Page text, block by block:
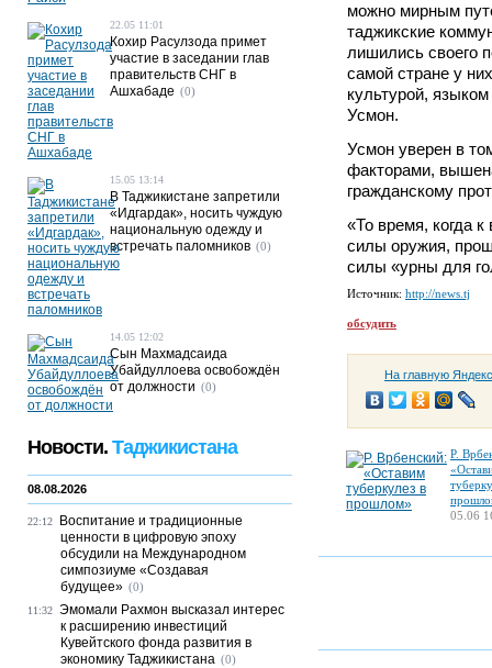
можно мирным
таджикские
лишились своего
самой стране у
культурой,
Усмон.
Усмон уверен в
факторами,
гражданскому
«То время, когда
силы оружия,
силы «урны для
Источник: http://news.tj
обсудить
На главную
Р.
05.06
22.05 11:01
Кохир Расулзода примет
участие в заседании глав
правительств СНГ в
Ашхабаде (0)
15.05 13:14
В Таджикистане запретили
«Идгардак», носить чуждую
национальную одежду и
встречать паломников (0)
14.05 12:02
Сын Махмадсаида
Убайдуллоева освобождён
от должности (0)
Новости. Таджикистана
08.08.2026
22:12
Воспитание и традиционные
ценности в цифровую эпоху
обсудили на Международном
симпозиуме «Создавая
будущее» (0)
11:32 Эмомали Рахмон высказал интерес
к расширению инвестиций
Кувейтского фонда развития в
экономику Таджикистана (0)